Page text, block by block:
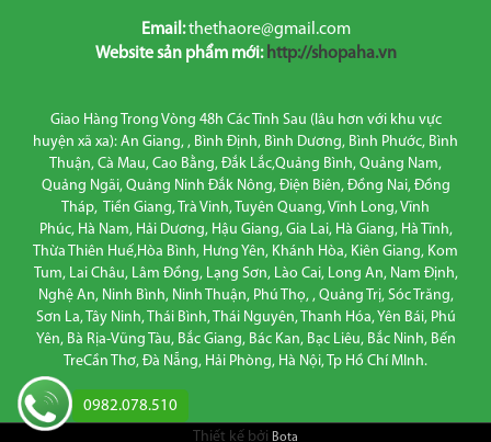
0982.078.510
Email:thethaore@gmail.com
Website sản phẩm mới: http://shopaha.vn
Giao Hàng Trong Vòng 48h Các Tỉnh Sau (lâu hơn với khu vực
huyện xã xa): An Giang, , Bình Định, Bình Dương, Bình Phước, Bình
Thuận, Cà Mau, Cao Bằng, Đắk Lắc,Quảng Bình, Quảng Nam,
Quảng Ngãi, Quảng Ninh Đắk Nông, Điện Biên, Đồng Nai, Đồng
Tháp, Tiền Giang, Trà Vinh, Tuyên Quang, Vĩnh Long, Vĩnh
Phúc, Hà Nam, Hải Dương, Hậu Giang, Gia Lai, Hà Giang, Hà Tĩnh,
Thừa Thiên Huế,Hòa Bình, Hưng Yên, Khánh Hòa, Kiên Giang, Kom
Tum, Lai Châu, Lâm Đồng, Lạng Sơn, Lào Cai, Long An, Nam Định,
Nghệ An, Ninh Bình, Ninh Thuận, Phú Thọ, , Quảng Trị, Sóc Trăng,
Sơn La, Tây Ninh, Thái Bình, Thái Nguyên, Thanh Hóa, Yên Bái, Phú
Yên, Bà Rịa-Vũng Tàu, Bắc Giang, Bác Kan, Bạc Liêu, Bắc Ninh, Bến
TreCần Thơ, Đà Nẵng, Hải Phòng, Hà Nội, Tp Hồ Chí MInh.
Thiết kế bởi Bota